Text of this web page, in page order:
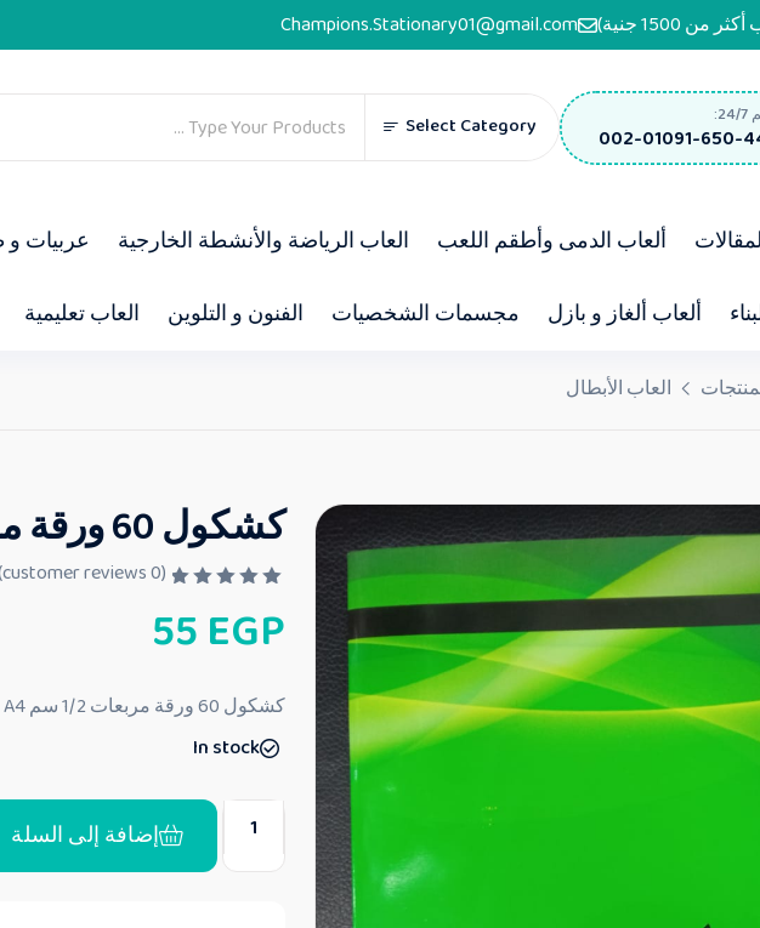
جنية) Champions.Stationary01@gmail.com
7:
002-01091-650-
Select Category
ألعاب الدمى وأطقم اللعب العاب الرياضة والأنشطة الخارجية عربيات و
ألعاب ألغاز و بازل مجسمات الشخصيات الفنون و التلوين العاب تعليمية
العاب الأبطال
كشكول 60 ورقة مربعات 1/2 سم A4
م
ا
ي
م
ن
(
0
55EGP
كشكول 60 ورقة مربعات 1/2 سم A4
In stock
إضافة إلى السلة